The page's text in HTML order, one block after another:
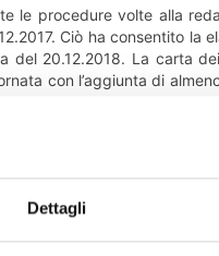
Dettagli
le procedure volte alla
Ciò ha consentito
del 20.12.2018. La carta
con l’aggiunta di